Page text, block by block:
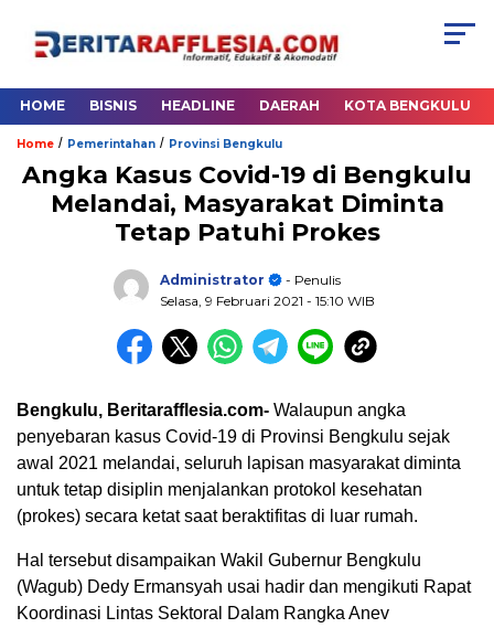
HOME BISNIS HEADLINE DAERAH KOTA BENGKULU
Home / Pemerintahan / Provinsi Bengkulu
Angka Kasus Covid-19 di Bengkulu
Melandai, Masyarakat Diminta
Tetap Patuhi Prokes
Administrator
- Penulis
Selasa, 9 Februari 2021 - 15:10 WIB
Bengkulu, Beritarafflesia.com- Walaupun angka
penyebaran kasus Covid-19 di Provinsi Bengkulu sejak
awal 2021 melandai, seluruh lapisan masyarakat diminta
untuk tetap disiplin menjalankan protokol kesehatan
(prokes) secara ketat saat beraktifitas di luar rumah.
Hal tersebut disampaikan Wakil Gubernur Bengkulu
(Wagub) Dedy Ermansyah usai hadir dan mengikuti Rapat
Koordinasi Lintas Sektoral Dalam Rangka Anev